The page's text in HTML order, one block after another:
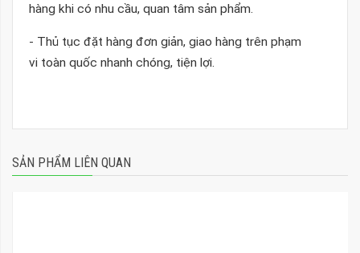
hàng khi có nhu cầu, quan tâm sản phẩm.
- Thủ tục đặt hàng đơn giản, giao hàng trên phạm
vi toàn quốc nhanh chóng, tiện lợi.
SẢN PHẨM LIÊN QUAN